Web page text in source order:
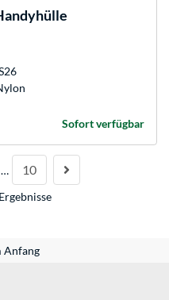
Sofort verfügbar
… 10
Anfang